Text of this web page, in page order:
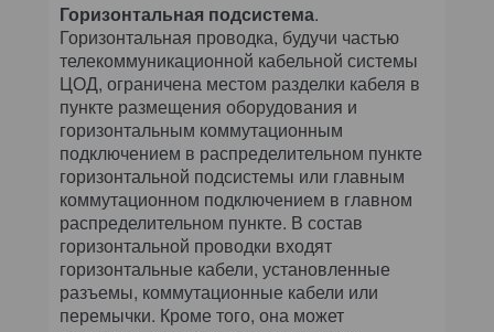
Горизонтальная подсистема.
Горизонтальная проводка, будучи частью
телекоммуникационной кабельной системы
ЦОД, ограничена местом разделки кабеля в
пункте размещения оборудования и
горизонтальным коммутационным
подключением в распределительном пункте
горизонтальной подсистемы или главным
коммутационном подключением в главном
распределительном пункте. В состав
горизонтальной проводки входят
горизонтальные кабели, установленные
разъемы, коммутационные кабели или
перемычки. Кроме того, она может